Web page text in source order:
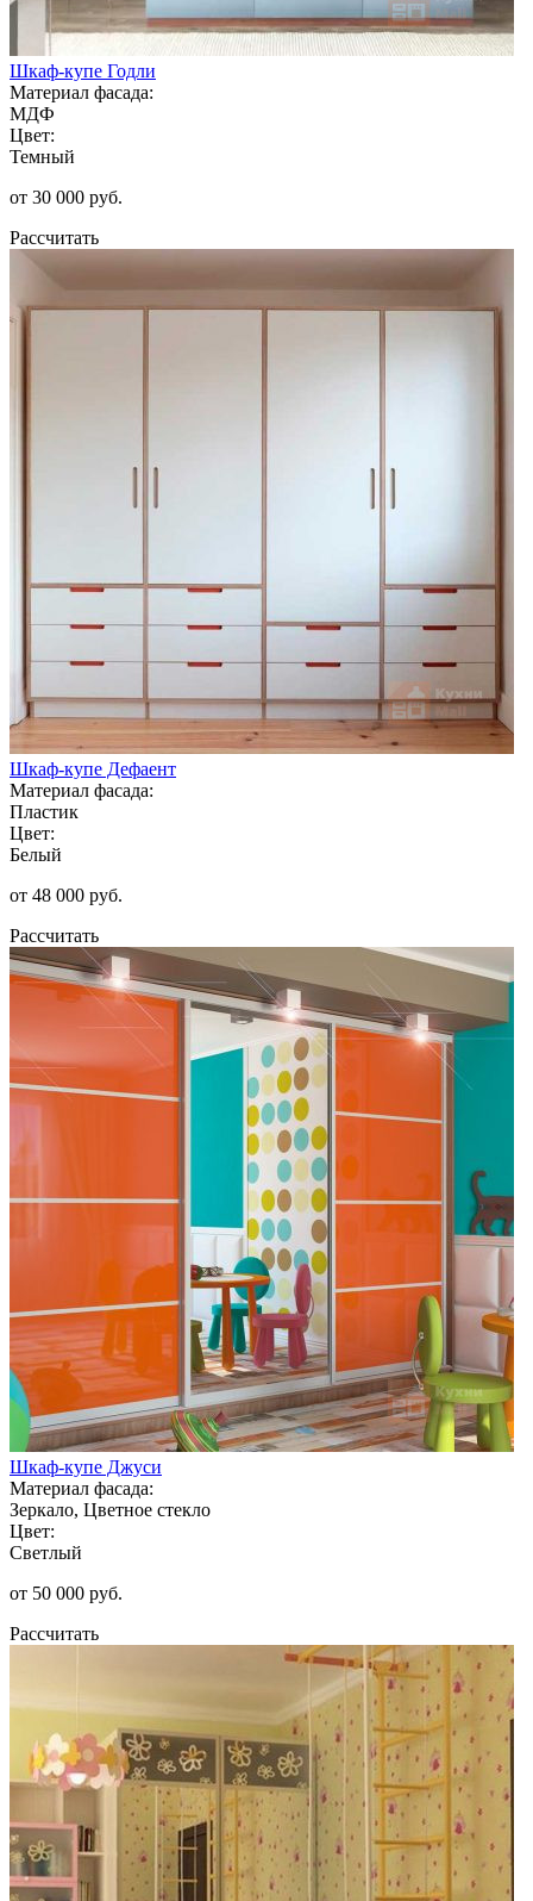
Шкаф-купе Годли
Материал фасада:
МДФ
Цвет:
Темный
от 30 000 руб.
Рассчитать
Шкаф-купе Дефаент
Материал фасада:
Пластик
Цвет:
Белый
от 48 000 руб.
Рассчитать
Шкаф-купе Джуси
Материал фасада:
Зеркало, Цветное стекло
Цвет:
Светлый
от 50 000 руб.
Рассчитать